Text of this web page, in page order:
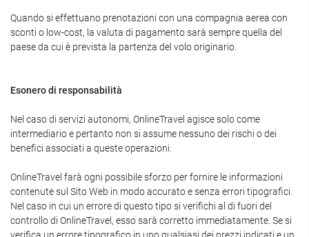
Quando si effettuano prenotazioni con una compagnia aerea con
sconti o low-cost, la valuta di pagamento sarà sempre quella del
paese da cui è prevista la partenza del volo originario.
Esonero di responsabilità
Nel caso di servizi autonomi, OnlineTravel agisce solo come
intermediario e pertanto non si assume nessuno dei rischi o dei
benefici associati a queste operazioni.
OnlineTravel farà ogni possibile sforzo per fornire le informazioni
contenute sul Sito Web in modo accurato e senza errori tipografici.
Nel caso in cui un errore di questo tipo si verifichi al di fuori del
controllo di OnlineTravel, esso sarà corretto immediatamente. Se si